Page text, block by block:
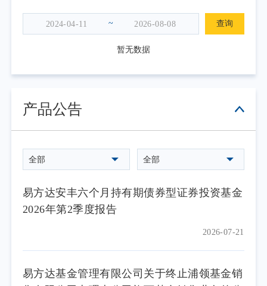
~ 查询
暂无数据
产品公告
全部 全部
易方达安丰六个月持有期债券型证券投资基金
2026年第2季度报告
2026-07-21
易方达基金管理有限公司关于终止浦领基金销